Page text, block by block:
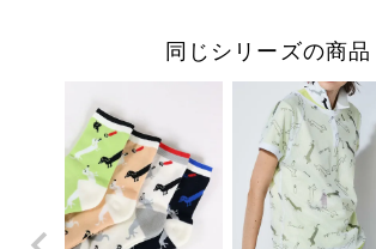
同じシリーズの商品